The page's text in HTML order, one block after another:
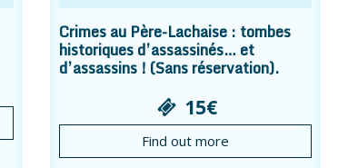
Crimes au Père-Lachaise : tombes
historiques d’assassinés… et
d’assassins ! (Sans réservation).
15€
Find out more